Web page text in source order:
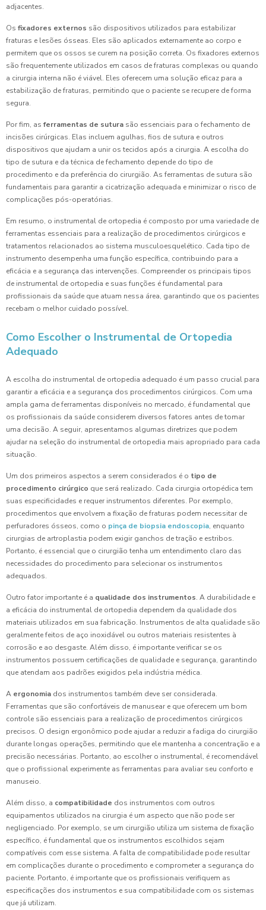
adjacentes.
Os fixadores externos são dispositivos utilizados para estabilizar
fraturas e lesões ósseas. Eles são aplicados externamente ao corpo e
permitem que os ossos se curem na posição correta. Os fixadores externos
são frequentemente utilizados em casos de fraturas complexas ou quando
a cirurgia interna não é viável. Eles oferecem uma solução eficaz para a
estabilização de fraturas, permitindo que o paciente se recupere de forma
segura.
Por fim, as ferramentas de sutura são essenciais para o fechamento de
incisões cirúrgicas. Elas incluem agulhas, fios de sutura e outros
dispositivos que ajudam a unir os tecidos após a cirurgia. A escolha do
tipo de sutura e da técnica de fechamento depende do tipo de
procedimento e da preferência do cirurgião. As ferramentas de sutura são
fundamentais para garantir a cicatrização adequada e minimizar o risco de
complicações pós-operatórias.
Em resumo, o instrumental de ortopedia é composto por uma variedade de
ferramentas essenciais para a realização de procedimentos cirúrgicos e
tratamentos relacionados ao sistema musculoesquelético. Cada tipo de
instrumento desempenha uma função específica, contribuindo para a
eficácia e a segurança das intervenções. Compreender os principais tipos
de instrumental de ortopedia e suas funções é fundamental para
profissionais da saúde que atuam nessa área, garantindo que os pacientes
recebam o melhor cuidado possível.
Como Escolher o Instrumental de Ortopedia
Adequado
A escolha do instrumental de ortopedia adequado é um passo crucial para
garantir a eficácia e a segurança dos procedimentos cirúrgicos. Com uma
ampla gama de ferramentas disponíveis no mercado, é fundamental que
os profissionais da saúde considerem diversos fatores antes de tomar
uma decisão. A seguir, apresentamos algumas diretrizes que podem
ajudar na seleção do instrumental de ortopedia mais apropriado para cada
situação.
Um dos primeiros aspectos a serem considerados é o tipo de
procedimento cirúrgico que será realizado. Cada cirurgia ortopédica tem
suas especificidades e requer instrumentos diferentes. Por exemplo,
procedimentos que envolvem a fixação de fraturas podem necessitar de
perfuradores ósseos, como o pinça de biopsia endoscopia, enquanto
cirurgias de artroplastia podem exigir ganchos de tração e estribos.
Portanto, é essencial que o cirurgião tenha um entendimento claro das
necessidades do procedimento para selecionar os instrumentos
adequados.
Outro fator importante é a qualidade dos instrumentos. A durabilidade e
a eficácia do instrumental de ortopedia dependem da qualidade dos
materiais utilizados em sua fabricação. Instrumentos de alta qualidade são
geralmente feitos de aço inoxidável ou outros materiais resistentes à
corrosão e ao desgaste. Além disso, é importante verificar se os
instrumentos possuem certificações de qualidade e segurança, garantindo
que atendam aos padrões exigidos pela indústria médica.
A ergonomia dos instrumentos também deve ser considerada.
Ferramentas que são confortáveis de manusear e que oferecem um bom
controle são essenciais para a realização de procedimentos cirúrgicos
precisos. O design ergonômico pode ajudar a reduzir a fadiga do cirurgião
durante longas operações, permitindo que ele mantenha a concentração e a
precisão necessárias. Portanto, ao escolher o instrumental, é recomendável
que o profissional experimente as ferramentas para avaliar seu conforto e
manuseio.
Além disso, a compatibilidade dos instrumentos com outros
equipamentos utilizados na cirurgia é um aspecto que não pode ser
negligenciado. Por exemplo, se um cirurgião utiliza um sistema de fixação
específico, é fundamental que os instrumentos escolhidos sejam
compatíveis com esse sistema. A falta de compatibilidade pode resultar
em complicações durante o procedimento e comprometer a segurança do
paciente. Portanto, é importante que os profissionais verifiquem as
especificações dos instrumentos e sua compatibilidade com os sistemas
que já utilizam.